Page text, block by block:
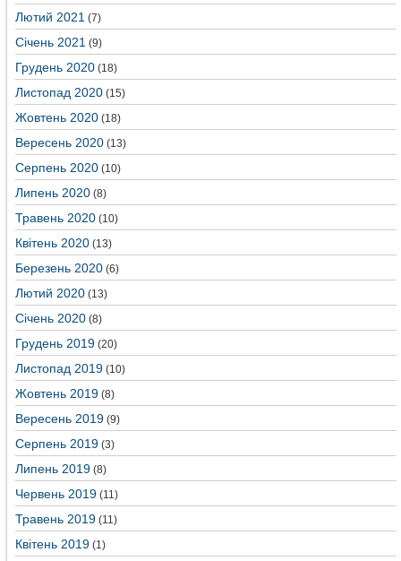
Лютий 2021 (7)
Січень 2021 (9)
Грудень 2020 (18)
Листопад 2020 (15)
Жовтень 2020 (18)
Вересень 2020 (13)
Серпень 2020 (10)
Липень 2020 (8)
Травень 2020 (10)
Квітень 2020 (13)
Березень 2020 (6)
Лютий 2020 (13)
Січень 2020 (8)
Грудень 2019 (20)
Листопад 2019 (10)
Жовтень 2019 (8)
Вересень 2019 (9)
Серпень 2019 (3)
Липень 2019 (8)
Червень 2019 (11)
Травень 2019 (11)
Квітень 2019 (1)